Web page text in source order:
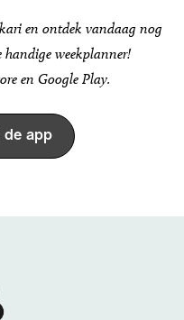
en ontdek vandaag nog
handige weekplanner!
en Google Play.
de app